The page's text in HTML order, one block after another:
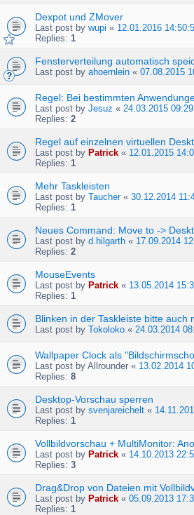
Dexpot und ZMover
Last post by wupi « 12.01.2016
Replies: 1
Fensterverteilung automatisch
Last post by ahoernlein « 07.08.2015
Regel: Bei bestimmten
Last post by Jesuz « 24.03.2015
Replies: 2
Regel auf einzelnen virtuellen
Last post by Patrick « 12.01.2015
Replies: 1
Mehr Taskleisten
Last post by Taucher« 30.12.2014
Replies: 1
Neues Command: Move to ->
Last post by d.hilgarth « 17.09.2014
Replies: 2
MouseEvents
Last post by Patrick « 13.05.2014
Replies: 1
Blinken in der Taskleiste bitte auch
Last post by Tokoloko « 24.03.2014
Wallpaper Clock als
Last post by Allrounder « 13.02.2014
Replies: 8
Desktop-Vorschau sperren
Last post by svenjareichelt «
Replies: 1
Vollbildvorschau + MultiMonitor:
Last post by Patrick « 14.10.2013
Replies: 3
Drag&Drop von Dateien mit
Last post by Patrick « 05.09.2013
Replies: 1